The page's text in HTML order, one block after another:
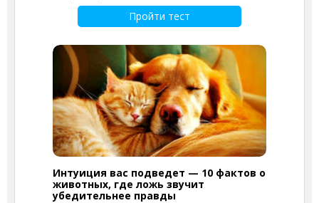
Пройти тест
Интуиция вас подведет — 10 фактов о
животных, где ложь звучит
убедительнее правды